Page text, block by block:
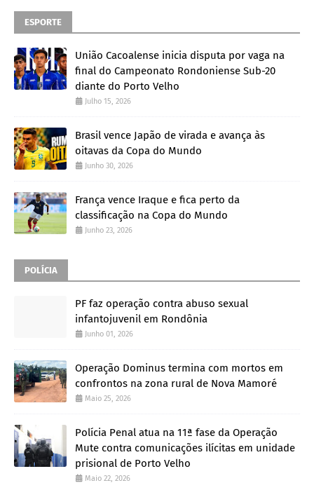
ESPORTE
União Cacoalense inicia disputa por vaga na
final do Campeonato Rondoniense Sub-20
diante do Porto Velho
Julho 15, 2026
Brasil vence Japão de virada e avança às
oitavas da Copa do Mundo
Junho 30, 2026
França vence Iraque e fica perto da
classificação na Copa do Mundo
Junho 23, 2026
POLÍCIA
PF faz operação contra abuso sexual
infantojuvenil em Rondônia
Junho 01, 2026
Operação Dominus termina com mortos em
confrontos na zona rural de Nova Mamoré
Maio 25, 2026
Polícia Penal atua na 11ª fase da Operação
Mute contra comunicações ilícitas em unidade
prisional de Porto Velho
Maio 22, 2026